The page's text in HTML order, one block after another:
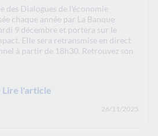
des Dialogues de l'économie
chaque année par La Banque
9 décembre et portera sur le
Elle sera retransmise en direct
à partir de 18h30. Retrouvez son
Lire l'article
26/11/2025